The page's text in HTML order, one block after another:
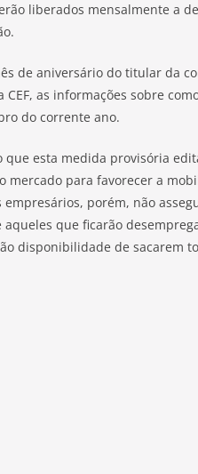
liberados mensalmente a
de aniversário do titular da
as informações sobre
do corrente ano.
esta medida provisória
para favorecer a
porém, não
que ficarão
disponibilidade de sacarem